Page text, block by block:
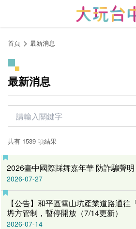
首頁 最新消息
最新消息
共有 1539 項結果
2026臺中國際踩舞嘉年華 防詐騙聲明
2026-07-27
【公告】和平區雪山坑產業道路通往
坍方管制，暫停開放（7/14更新）
2026-07-14